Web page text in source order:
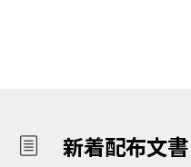
新着配布文書